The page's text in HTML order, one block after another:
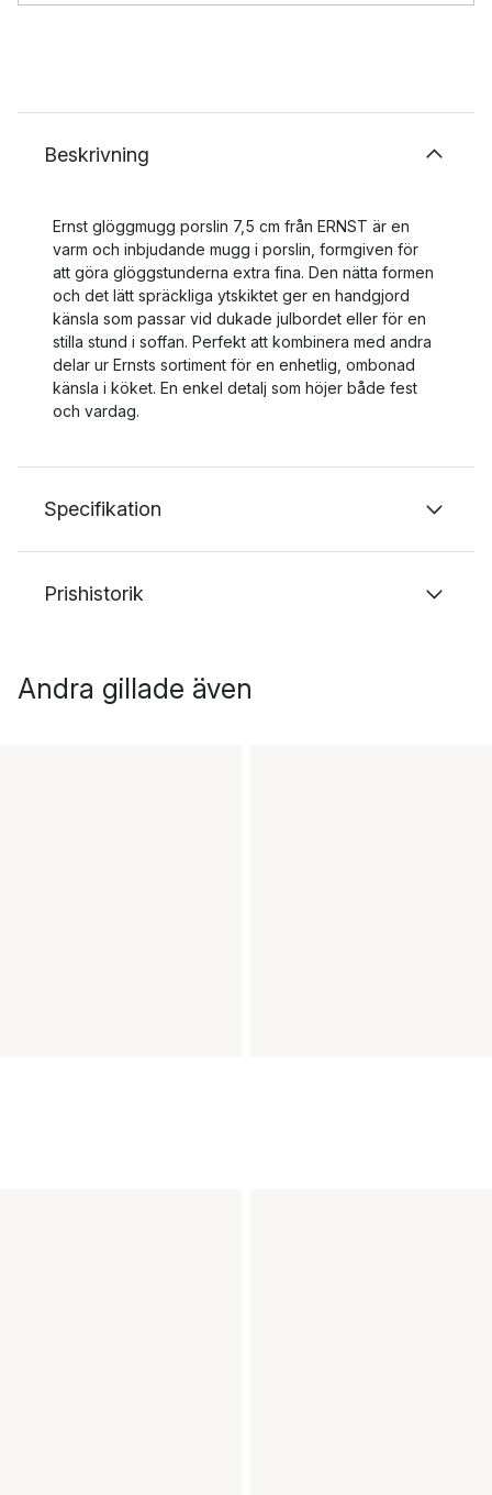
Beskrivning
Ernst glöggmugg porslin 7,5 cm från ERNST är en
varm och inbjudande mugg i porslin, formgiven för
att göra glöggstunderna extra fina. Den nätta formen
och det lätt spräckliga ytskiktet ger en handgjord
känsla som passar vid dukade julbordet eller för en
stilla stund i soffan. Perfekt att kombinera med andra
delar ur Ernsts sortiment för en enhetlig, ombonad
känsla i köket. En enkel detalj som höjer både fest
och vardag.
Specifikation
Prishistorik
Andra gillade även